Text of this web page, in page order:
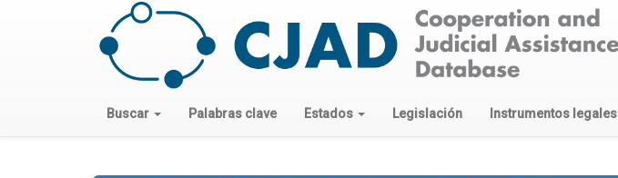
Buscar Palabras clave Estados Legislación Instrumentos legales